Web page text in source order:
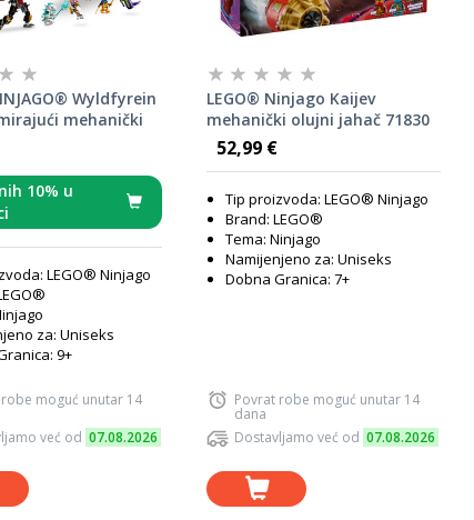
Wyldfyrein
mehanički
10% u
LEGO® Ninjago
za: Uniseks
9+
moguć unutar 14
već od 07.08.2026
LEGO® Ninjago Kaijev
mehanički olujni jahač 71830
52,99 €
Tip proizvoda: LEGO® Ninjago
Brand: LEGO®
Tema: Ninjago
Namijenjeno za: Uniseks
Dobna Granica: 7+
Povrat robe moguć unutar 14
dana
Dostavljamo već od 07.08.2026